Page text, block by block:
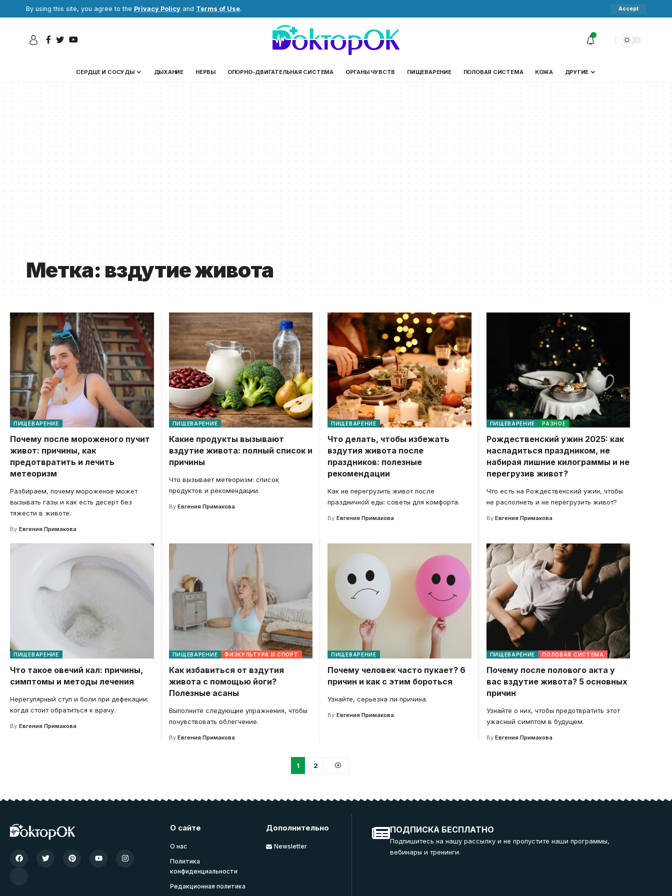
By using this site, you agree to the Privacy Policy and Terms of Use. Accept
СЕРДЦЕ И СОСУДЫ ДЫХАНИЕ НЕРВЫ ОПОРНО-ДВИГАТЕЛЬНАЯ СИСТЕМА ОРГАНЫ ЧУВСТВ ПИЩЕВАРЕНИЕ ПОЛОВАЯ СИСТЕМА КОЖА ДРУГИЕ
Метка:вздутие живота
ПИЩЕВАРЕНИЕ
Почему после мороженого пучит
живот: причины, как
предотвратить и лечить
метеоризм
Разбираем, почему мороженое может
вызывать газы и как есть десерт без
тяжести в животе.
By Евгения Примакова
ПИЩЕВАРЕНИЕ
Какие продукты вызывают
вздутие живота: полный список и
причины
Что вызывает метеоризм: список
продуктов и рекомендации.
By Евгения Примакова
ПИЩЕВАРЕНИЕ
Что делать, чтобы избежать
вздутия живота после
праздников: полезные
рекомендации
Как не перегрузить живот после
праздничной еды: советы для комфорта.
By Евгения Примакова
ПИЩЕВАРЕНИЕ РАЗНОЕ
Рождественский ужин 2025: как
насладиться праздником, не
набирая лишние килограммы и не
перегрузив живот?
Что есть на Рождественский ужин, чтобы
не располнеть и не перегрузить живот?
By Евгения Примакова
ПИЩЕВАРЕНИЕ
Что такое овечий кал: причины,
симптомы и методы лечения
Нерегулярный стул и боли при дефекации:
когда стоит обратиться к врачу.
By Евгения Примакова
ПИЩЕВАРЕНИЕ ФИЗКУЛЬТУРА И СПОРТ
Как избавиться от вздутия
живота с помощью йоги?
Полезные асаны
Выполните следующие упражнения, чтобы
почувствовать облегчение.
By Евгения Примакова
ПИЩЕВАРЕНИЕ
Почему человек часто пукает? 6
причин и как с этим бороться
Узнайте, серьезна ли причина.
By Евгения Примакова
ПИЩЕВАРЕНИЕ ПОЛОВАЯ СИСТЕМА
Почему после полового акта у
вас вздутие живота? 5 основных
причин
Узнайте о них, чтобы предотвратить этот
ужасный симптом в будущем.
By Евгения Примакова
1 2
О сайте
О нас
Политика
конфиденциальности
Редакционная политика
Дополнительно
Newsletter
ПОДПИСКА БЕСПЛАТНО
Подпишитесь на нашу рассылку и не пропустите наши программы,
вебинары и тренинги.